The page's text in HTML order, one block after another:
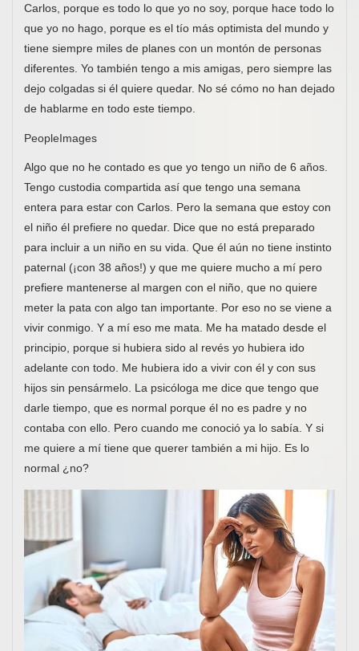
Carlos, porque es todo lo que yo no soy, porque hace todo lo
que yo no hago, porque es el tío más optimista del mundo y
tiene siempre miles de planes con un montón de personas
diferentes. Yo también tengo a mis amigas, pero siempre las
dejo colgadas si él quiere quedar. No sé cómo no han dejado
de hablarme en todo este tiempo.
PeopleImages
Algo que no he contado es que yo tengo un niño de 6 años.
Tengo custodia compartida así que tengo una semana
entera para estar con Carlos. Pero la semana que estoy con
el niño él prefiere no quedar. Dice que no está preparado
para incluir a un niño en su vida. Que él aún no tiene instinto
paternal (¡con 38 años!) y que me quiere mucho a mí pero
prefiere mantenerse al margen con el niño, que no quiere
meter la pata con algo tan importante. Por eso no se viene a
vivir conmigo. Y a mí eso me mata. Me ha matado desde el
principio, porque si hubiera sido al revés yo hubiera ido
adelante con todo. Me hubiera ido a vivir con él y con sus
hijos sin pensármelo. La psicóloga me dice que tengo que
darle tiempo, que es normal porque él no es padre y no
contaba con ello. Pero cuando me conoció ya lo sabía. Y si
me quiere a mí tiene que querer también a mi hijo. Es lo
normal ¿no?